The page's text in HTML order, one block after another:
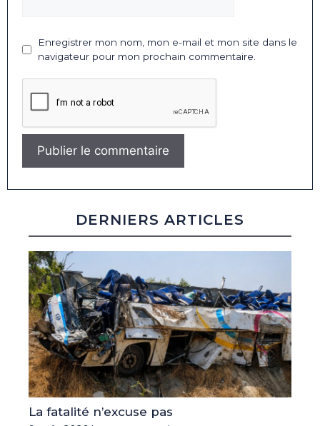
Enregistrer mon nom, mon e-mail et mon site dans le
navigateur pour mon prochain commentaire.
DERNIERS ARTICLES
La fatalité n’excuse pas